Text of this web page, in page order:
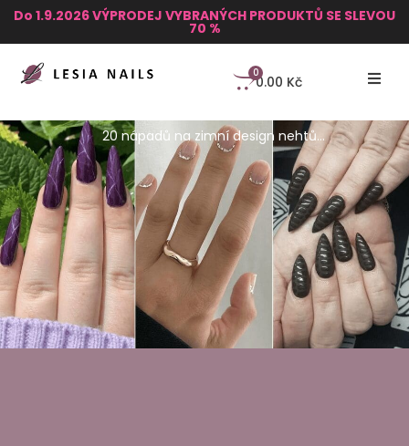
Do 1.9.2026 VÝPRODEJ VYBRANÝCH PRODUKTŮ SE SLEVOU
70 %
0.00 Kč
0
20 nápadů na zimní design nehtů…